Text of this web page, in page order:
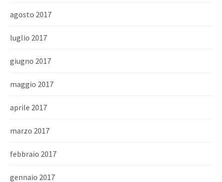
agosto 2017
luglio 2017
giugno 2017
maggio 2017
aprile 2017
marzo 2017
febbraio 2017
gennaio 2017